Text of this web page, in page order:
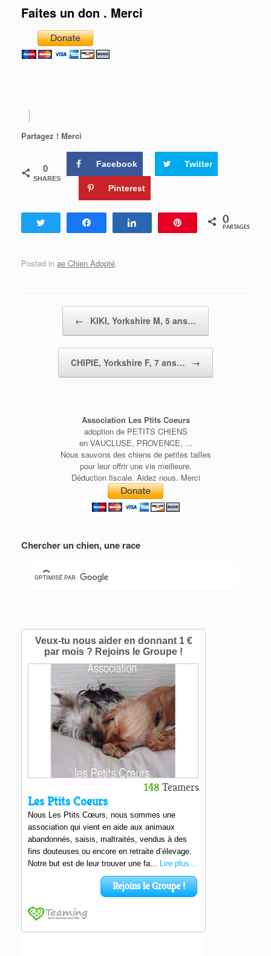
Faites un don . Merci
Partagez ! Merci
0
SHARES
Facebook Twitter
Pinterest
Tweetez Partagez Partagez Enregistrer
0
PARTAGES
Posted in ae Chien Adopté.
← KIKI, Yorkshire M, 5 ans…
CHIPIE, Yorkshire F, 7 ans… →
Association Les Ptits Coeurs
adoption de PETITS CHIENS
en VAUCLUSE, PROVENCE, ...
Nous sauvons des chiens de petites tailles
pour leur offrir une vie meilleure.
Déduction fiscale. Aidez nous. Merci
Chercher un chien, une race